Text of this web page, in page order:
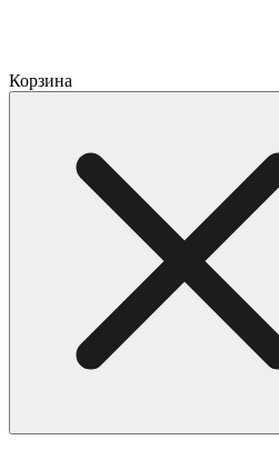
Корзина